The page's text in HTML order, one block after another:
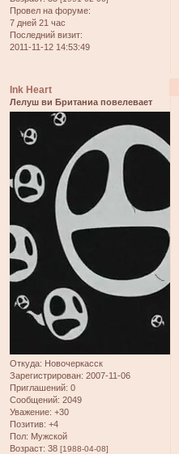
Провел на форуме:
7 дней 21 час
Последний визит:
2011-11-12 14:53:49
Ink Heart
Лелуш ви Британиа повелевает
Откуда: Новочеркасск
Зарегистрирован: 2007-11-06
Приглашений: 0
Сообщений: 2049
Уважение: +30
Позитив: +4
Пол: Мужской
Возраст: 38 [1988-04-08]